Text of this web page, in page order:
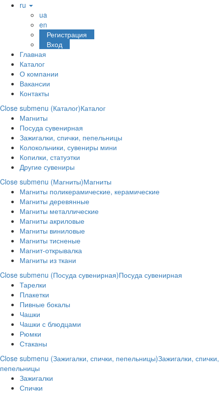
ru
ua
en
Регистрация
Вход
Главная
Каталог
О компании
Вакансии
Контакты
Close submenu (Каталог)Каталог
Магниты
Посуда сувенирная
Зажигалки, спички, пепельницы
Колокольчики, сувениры мини
Копилки, статуэтки
Другие сувениры
Close submenu (Магниты)Магниты
Магниты поликерамические, керамические
Магниты деревянные
Магниты металлические
Магниты акриловые
Магниты виниловые
Магниты тисненые
Магнит-открывалка
Магниты из ткани
Close submenu (Посуда сувенирная)Посуда сувенирная
Тарелки
Плакетки
Пивные бокалы
Чашки
Чашки с блюдцами
Рюмки
Стаканы
Close submenu (Зажигалки, спички, пепельницы)Зажигалки, спички,
пепельницы
Зажигалки
Спички